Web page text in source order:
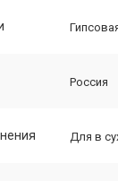
Россия
Для в